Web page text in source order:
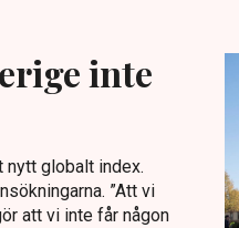
inte
nytt globalt index.
”Att vi
att vi inte får någon